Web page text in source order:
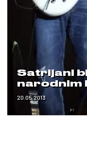
Satrijani
narodnim
20.05.2013